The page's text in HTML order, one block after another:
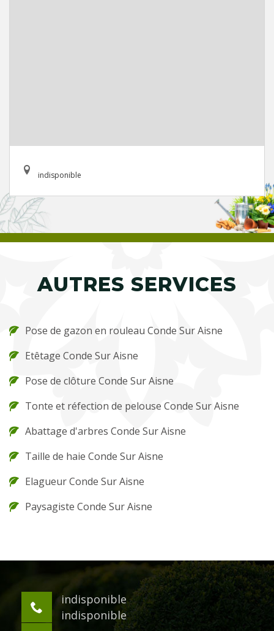
indisponible
AUTRES SERVICES
Pose de gazon en rouleau Conde Sur Aisne
Etêtage Conde Sur Aisne
Pose de clôture Conde Sur Aisne
Tonte et réfection de pelouse Conde Sur Aisne
Abattage d'arbres Conde Sur Aisne
Taille de haie Conde Sur Aisne
Elagueur Conde Sur Aisne
Paysagiste Conde Sur Aisne
indisponible
indisponible